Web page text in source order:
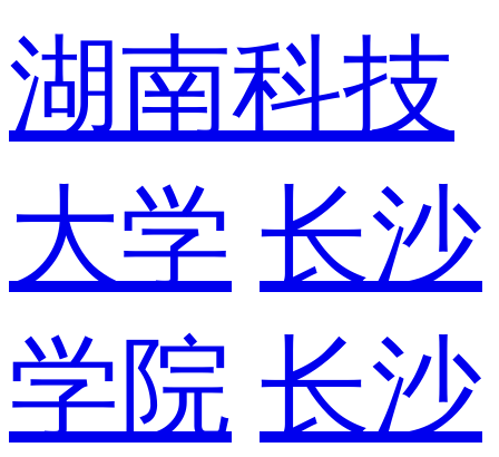
湖南科技
大学 长沙
学院 长沙